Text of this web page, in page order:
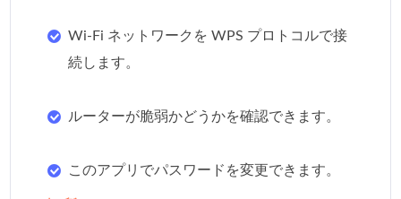
Wi-Fi ネットワークを WPS プロトコルで接
続します。
ルーターが脆弱かどうかを確認できます。
このアプリでパスワードを変更できます。